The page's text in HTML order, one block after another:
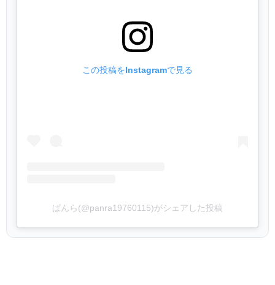
この投稿をInstagramで見る
ぱんら(@panra19760115)がシェアした投稿